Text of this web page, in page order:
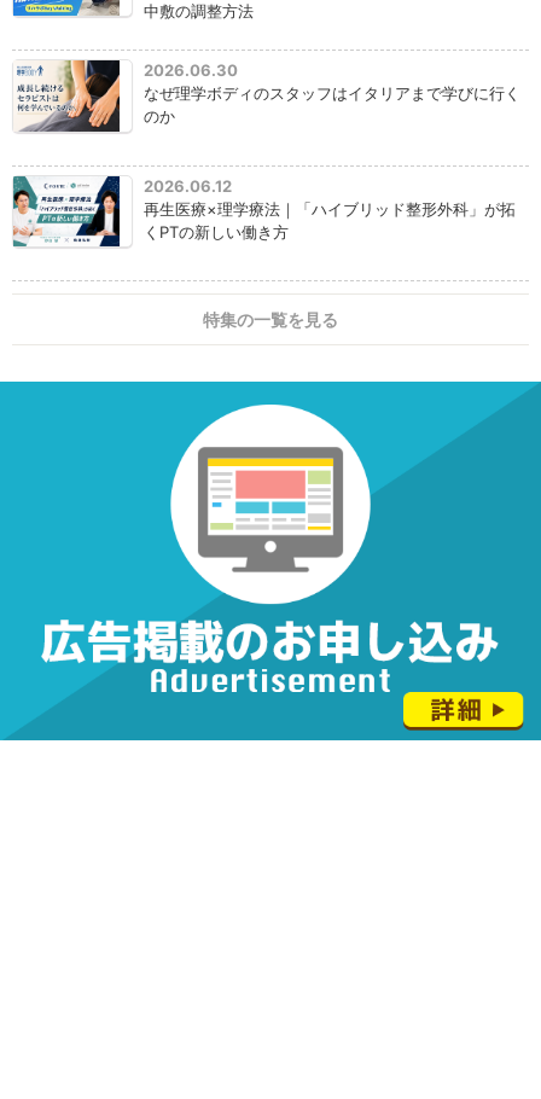
中敷の調整方法
2026.06.30
なぜ理学ボディのスタッフはイタリアまで学びに行く
のか
2026.06.12
再生医療×理学療法｜「ハイブリッド整形外科」が拓
くPTの新しい働き方
特集の一覧を見る